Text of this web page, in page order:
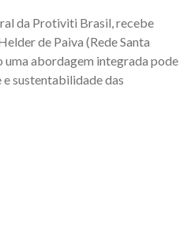
da Protiviti Brasil, recebe
de Paiva (Rede Santa
abordagem integrada pode
sustentabilidade das